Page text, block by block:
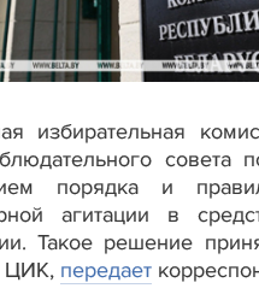
избирательная
совета
порядка и
агитации в
Такое решение
ЦИК, передает